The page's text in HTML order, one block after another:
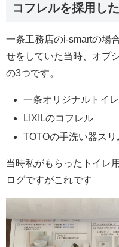
コフレルを採用し
一条工務店のi-smartの場
せをしていた当時、オプ
の3つです。
一条オリジナルトイ
LIXILのコフレル
TOTOの手洗い器ス
当時私がもらったトイレ
ログですがこれです